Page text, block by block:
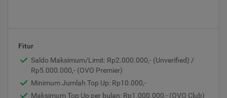
Fitur
Saldo Maksimum/Limit: Rp2.000.000,- (Unverified) /
Rp5.000.000,- (OVO Premier)
Minimum Jumlah Top Up: Rp10.000,-
Maksimum Top Up per bulan: Rp1.000.000,- (OVO Club)